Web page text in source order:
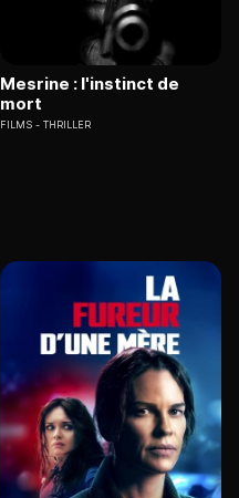
Mesrine : l'instinct de
mort
FILMS THRILLER